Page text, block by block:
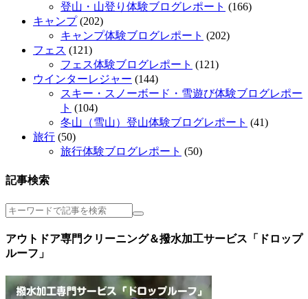
登山・山登り体験ブログレポート (166)
キャンプ(202)
キャンプ体験ブログレポート (202)
フェス (121)
フェス体験ブログレポート (121)
ウインターレジャー (144)
スキー・スノーボード・雪遊び体験ブログレポー
ト (104)
冬山（雪山）登山体験ブログレポート (41)
旅行 (50)
旅行体験ブログレポート (50)
記事検索
アウトドア専門クリーニング＆撥水加工サービス「ドロップ
ルーフ」